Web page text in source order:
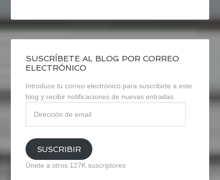
SUSCRÍBETE AL BLOG POR CORREO
ELECTRÓNICO
Introduce tu correo electrónico para suscribirte a este
blog y recibir notificaciones de nuevas entradas.
email
SUSCRIBIR
Únete a otros 127K suscriptores